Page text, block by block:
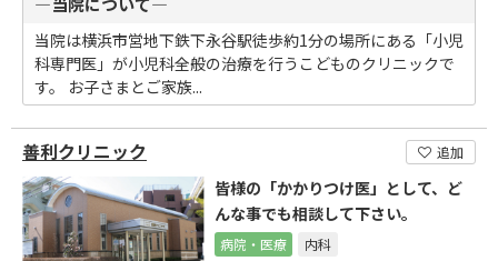
当院は横浜市営地下鉄下永谷駅徒歩約1分の場所にある「小児
科専門医」が小児科全般の治療を行うこどものクリニックで
す。 お子さまとご家族...
善利クリニック 追加
皆様の「かかりつけ医」として、ど
んな事でも相談して下さい。
病院・医療 内科